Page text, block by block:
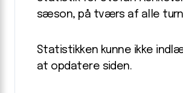
sæson, på tværs af alle
Statistikken kunne ikke
at opdatere siden.